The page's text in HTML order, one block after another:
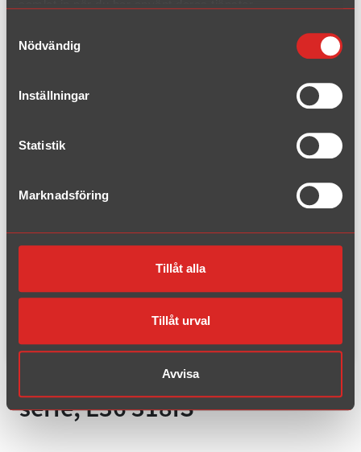
Nödvändig
Inställningar
Statistik
Marknadsföring
Tillåt alla
Tillåt urval
Avvisa
Opel
Peugeot
Renault
VW
Volvo
Avgassystem för
serie, E36 318iS